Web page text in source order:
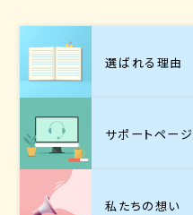
選ばれる理由
サポートページ
私たちの想い